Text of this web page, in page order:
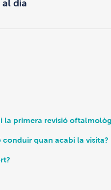
al dia
la primera revisió
conduir quan acabi la visita?